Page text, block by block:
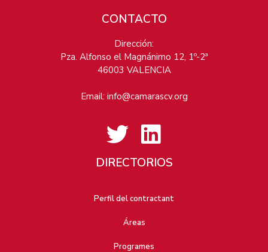
CONTACTO
Dirección:
Pza. Alfonso el Magnánimo 12, 1º-2ª
46003 VALENCIA
Email: info@camarascv.org
DIRECTORIOS
Perfil del contractant
Áreas
Programes